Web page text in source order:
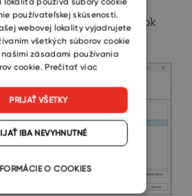
plniť. Označte teda riadok
a opäť kliknite naĎalšie.
používateľskej skúsenosti.
webovej lokality vyjadrujete
všetkých súborov cookie
našimi zásadami používania
cookie. Prečítať viac
PRIJAŤ VŠETKY
IBA NEVYHNUTNÉ
O COOKIES